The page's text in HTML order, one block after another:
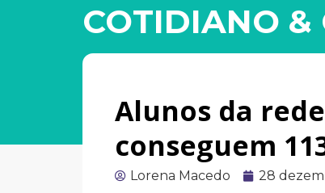
COTIDIANO &
Alunos da
conseguem
Lorena Macedo 28